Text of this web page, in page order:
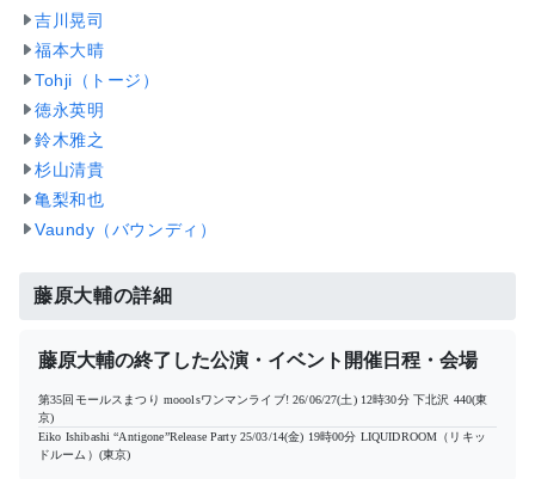
吉川晃司
福本大晴
Tohji（トージ）
徳永英明
鈴木雅之
杉山清貴
亀梨和也
Vaundy（バウンディ）
藤原大輔の詳細
藤原大輔の終了した公演・イベント開催日程・会場
第35回モールスまつり mooolsワンマンライブ! 26/06/27(土) 12時30分 下北沢 440(東
京)
Eiko Ishibashi “Antigone”Release Party 25/03/14(金) 19時00分 LIQUIDROOM（リキッ
ドルーム）(東京)